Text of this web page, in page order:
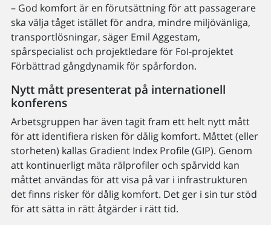
– God komfort är en förutsättning för att passagerare
ska välja tåget istället för andra, mindre miljövänliga,
transportlösningar, säger Emil Aggestam,
spårspecialist och projektledare för FoI-projektet
Förbättrad gångdynamik för spårfordon.
Nytt mått presenterat på internationell
konferens
Arbetsgruppen har även tagit fram ett helt nytt mått
för att identifiera risken för dålig komfort. Måttet (eller
storheten) kallas Gradient Index Profile (GIP). Genom
att kontinuerligt mäta rälprofiler och spårvidd kan
måttet användas för att visa på var i infrastrukturen
det finns risker för dålig komfort. Det ger i sin tur stöd
för att sätta in rätt åtgärder i rätt tid.